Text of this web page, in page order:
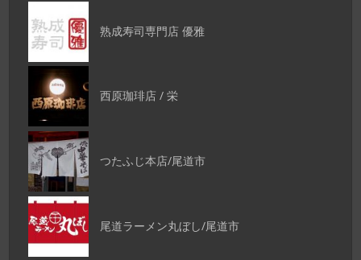
熟成寿司専門店 優雅
西原珈琲店 / 栄
つたふじ本店/尾道市
尾道ラーメン丸ぼし/尾道市